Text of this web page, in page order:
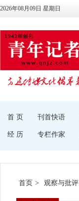
2026年08月09日 星期日
首 页 刊首快语
经 历 专栏作家
首页 > 观察与批评